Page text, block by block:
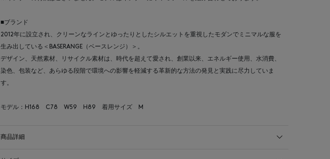
■ブランド
2012年に設立され、クリーンなラインとゆったりとしたシルエットを重視したモダンでミニマルな服を
生み出している＜BASERANGE（ベースレンジ）＞。
デザイン、天然素材、リサイクル素材は、時代を超えて愛され、創業以来、エネルギー使用、水消費、
染色、包装など、あらゆる段階で環境への影響を軽減する革新的な方法の発見と実践に尽力していま
す。
モデル：H168 C78 W59 H89 着用サイズ M
商品詳細